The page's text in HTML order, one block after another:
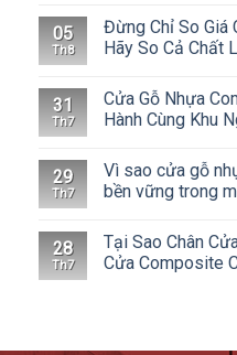
05
Th8
Đừng Chỉ So Giá
Hãy So Cả Chất
31
Th7
Cửa Gỗ Nhựa
Hành Cùng Khu
29
Th7
Vì sao cửa gỗ
bền vững trong
28
Th7
Tại Sao Chân
Cửa Composite